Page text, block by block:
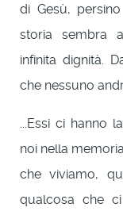
di Gesù,
storia sembra
infinita dignità.
che nessuno
...Essi ci
noi nella
che viviamo,
qualcosa che